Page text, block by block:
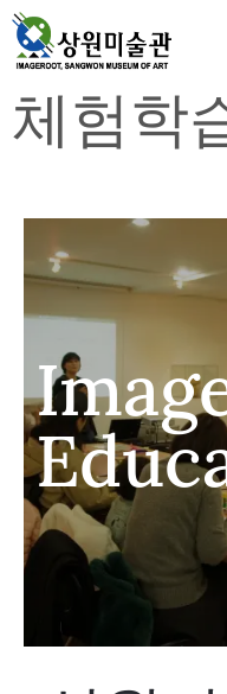
체험학